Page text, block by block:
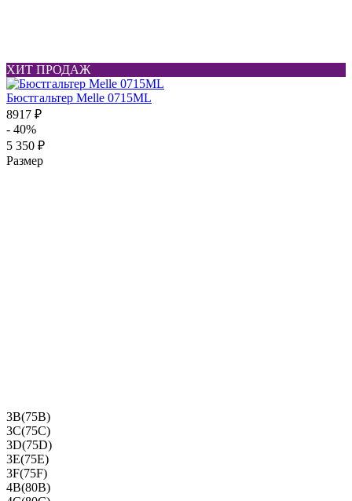
ХИТ ПРОДАЖ
Бюстгальтер Melle 0715ML
8917 ₽
- 40%
5 350 ₽
Размер
3B(75B)
3C(75C)
3D(75D)
3E(75E)
3F(75F)
4B(80B)